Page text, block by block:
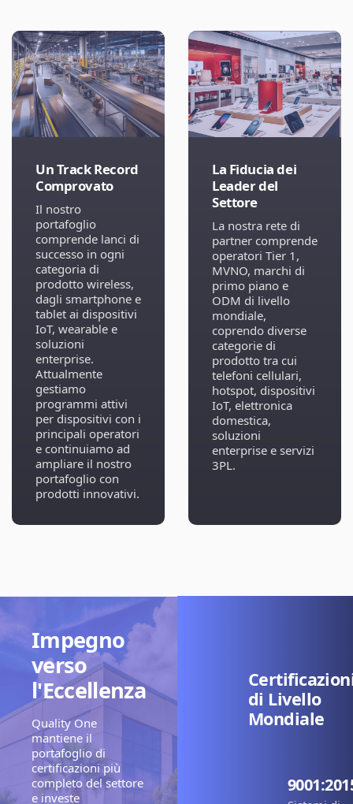
Un Track Record
Comprovato
Il nostro
portafoglio
comprende lanci di
successo in ogni
categoria di
prodotto wireless,
dagli smartphone e
tablet ai dispositivi
IoT, wearable e
soluzioni
enterprise.
Attualmente
gestiamo
programmi attivi
per dispositivi con i
principali operatori
e continuiamo ad
ampliare il nostro
portafoglio con
prodotti innovativi.
La Fiducia dei
Leader del
Settore
La nostra rete di
partner comprende
operatori Tier 1,
MVNO, marchi di
primo piano e
ODM di livello
mondiale,
coprendo diverse
categorie di
prodotto tra cui
telefoni cellulari,
hotspot, dispositivi
IoT, elettronica
domestica,
soluzioni
enterprise e servizi
3PL.
Impegno
verso
l'Eccellenza
Quality One
mantiene il
portafoglio di
certificazioni più
completo del settore
e investe
di Livello
Mondiale